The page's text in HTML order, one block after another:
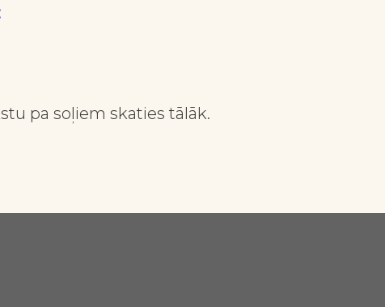
pa soļiem skaties tālāk.